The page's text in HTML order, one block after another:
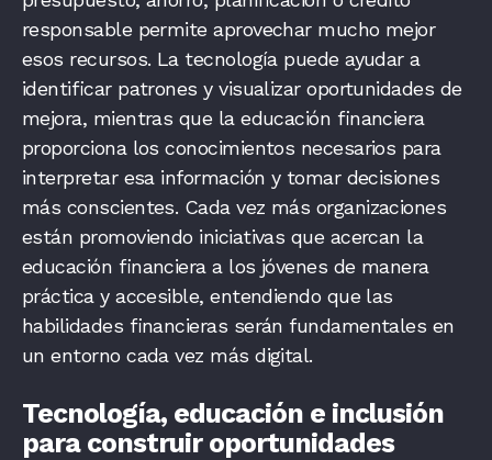
responsable permite aprovechar mucho mejor
esos recursos. La tecnología puede ayudar a
identificar patrones y visualizar oportunidades de
mejora, mientras que la educación financiera
proporciona los conocimientos necesarios para
interpretar esa información y tomar decisiones
más conscientes. Cada vez más organizaciones
están promoviendo iniciativas que acercan la
educación financiera a los jóvenes de manera
práctica y accesible, entendiendo que las
habilidades financieras serán fundamentales en
un entorno cada vez más digital.
Tecnología, educación e inclusión
para construir oportunidades